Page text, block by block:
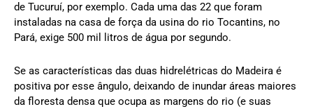
de Tucuruí, por exemplo. Cada uma das 22 que foram
instaladas na casa de força da usina do rio Tocantins, no
Pará, exige 500 mil litros de água por segundo.
Se as características das duas hidrelétricas do Madeira é
positiva por esse ângulo, deixando de inundar áreas maiores
da floresta densa que ocupa as margens do rio (e suas